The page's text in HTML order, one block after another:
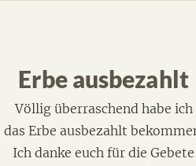
Erbe ausbezahlt
Völlig überraschend habe ich
das Erbe ausbezahlt
Ich danke euch für die Gebete